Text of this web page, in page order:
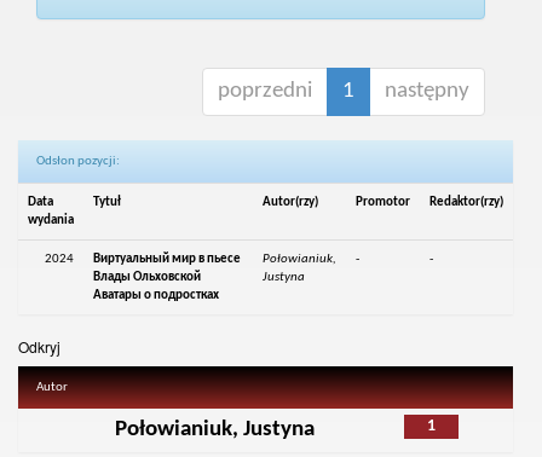
poprzedni 1 następny
Odsłon pozycji:
Data
wydania
Tytuł Autor(rzy) Promotor Redaktor(rzy)
2024
Виртуальный мир в пьесе
Влады Ольховской
Аватары о подростках
Połowianiuk,
Justyna
- -
Odkryj
Autor
1
Połowianiuk, Justyna